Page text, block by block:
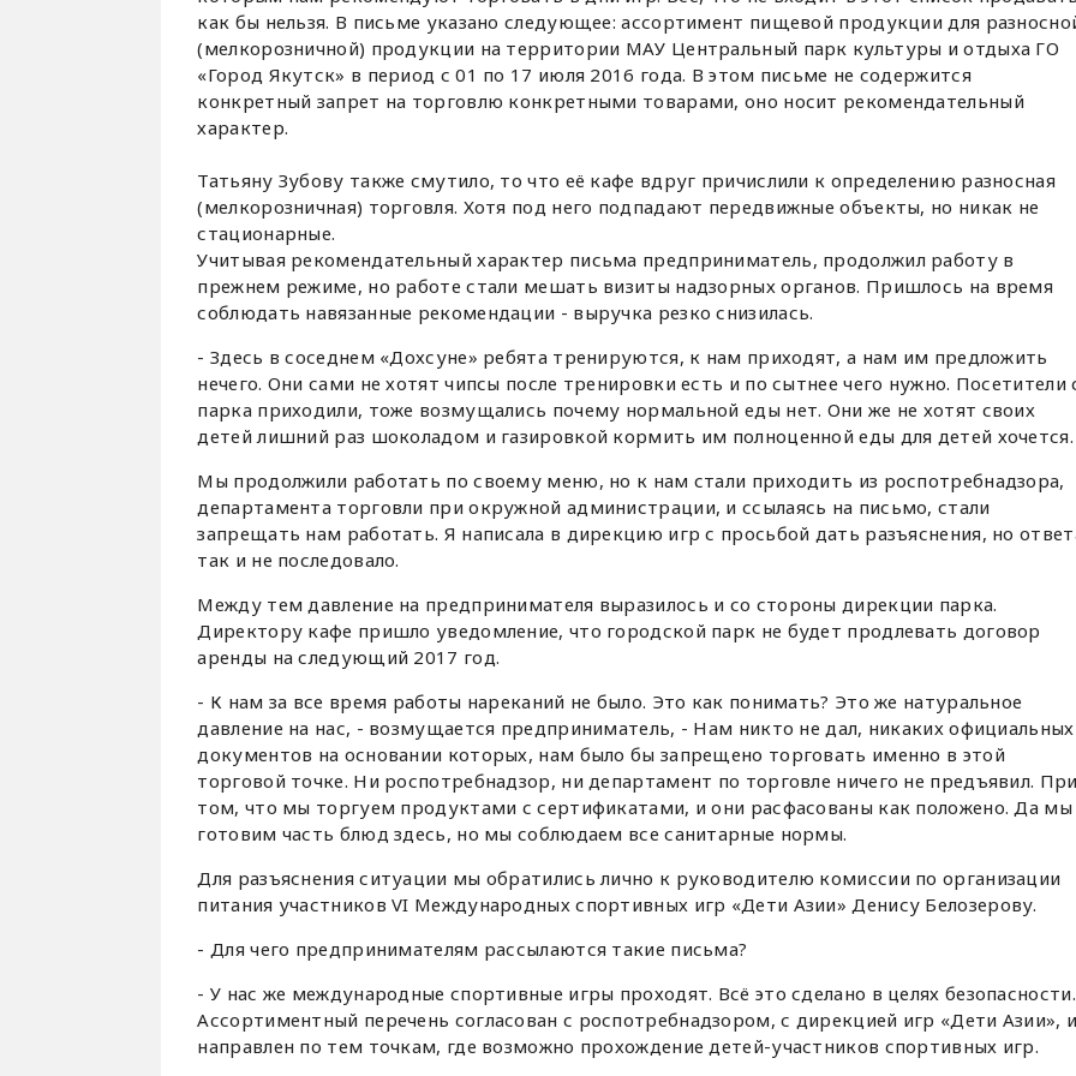
как бы нельзя. В письме указано следующее: ассортимент пищевой продукции для
(мелкорозничной) продукции на территории МАУ Центральный парк культуры и отдыха ГО
«Город Якутск» в период с 01 по 17 июля 2016 года. В этом письме не содержится
конкретный запрет на торговлю конкретными товарами, оно носит рекомендательный
характер.
Татьяну Зубову также смутило, то что её кафе вдруг причислили к определению разносная
(мелкорозничная) торговля. Хотя под него подпадают передвижные объекты, но никак не
стационарные.
Учитывая рекомендательный характер письма предприниматель, продолжил работу в
прежнем режиме, но работе стали мешать визиты надзорных органов. Пришлось на время
соблюдать навязанные рекомендации - выручка резко снизилась.
- Здесь в соседнем «Дохсуне» ребята тренируются, к нам приходят, а нам им предложить
нечего. Они сами не хотят чипсы после тренировки есть и по сытнее чего нужно. Посетители
парка приходили, тоже возмущались почему нормальной еды нет. Они же не хотят своих
детей лишний раз шоколадом и газировкой кормить им полноценной еды для детей хочется.
Мы продолжили работать по своему меню, но к нам стали приходить из роспотребнадзора,
департамента торговли при окружной администрации, и ссылаясь на письмо, стали
запрещать нам работать. Я написала в дирекцию игр с просьбой дать разъяснения, но
так и не последовало.
Между тем давление на предпринимателя выразилось и со стороны дирекции парка.
Директору кафе пришло уведомление, что городской парк не будет продлевать договор
аренды на следующий 2017 год.
- К нам за все время работы нареканий не было. Это как понимать? Это же натуральное
давление на нас, - возмущается предприниматель, - Нам никто не дал, никаких официальных
документов на основании которых, нам было бы запрещено торговать именно в этой
торговой точке. Ни роспотребнадзор, ни департамент по торговле ничего не предъявил.
том, что мы торгуем продуктами с сертификатами, и они расфасованы как положено. Да мы
готовим часть блюд здесь, но мы соблюдаем все санитарные нормы.
Для разъяснения ситуации мы обратились лично к руководителю комиссии по организации
питания участников VI Международных спортивных игр «Дети Азии» Денису Белозерову.
- Для чего предпринимателям рассылаются такие письма?
- У нас же международные спортивные игры проходят. Всё это сделано в целях безопасности.
Ассортиментный перечень согласован с роспотребнадзором, с дирекцией игр «Дети Азии»,
направлен по тем точкам, где возможно прохождение детей-участников спортивных игр.